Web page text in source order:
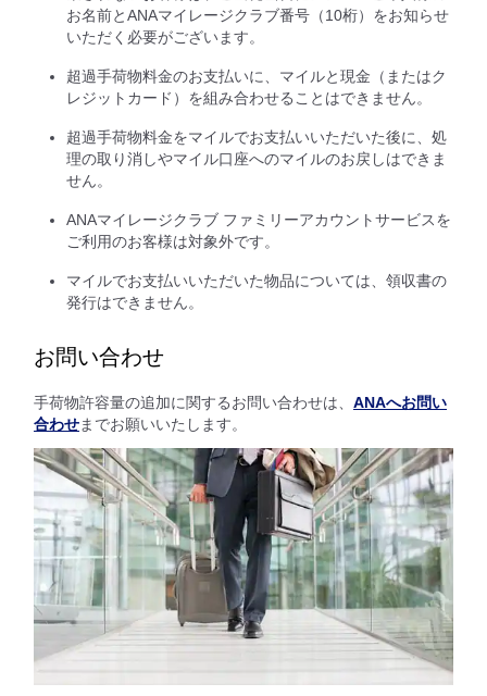
お名前とANAマイレージクラブ番号（10桁）をお知らせ
いただく必要がございます。
超過手荷物料金のお支払いに、マイルと現金（またはク
レジットカード）を組み合わせることはできません。
超過手荷物料金をマイルでお支払いいただいた後に、処
理の取り消しやマイル口座へのマイルのお戻しはできま
せん。
ANAマイレージクラブ ファミリーアカウントサービスを
ご利用のお客様は対象外です。
マイルでお支払いいただいた物品については、領収書の
発行はできません。
お問い合わせ
手荷物許容量の追加に関するお問い合わせは、 ANAへお問い
合わせまでお願いいたします。